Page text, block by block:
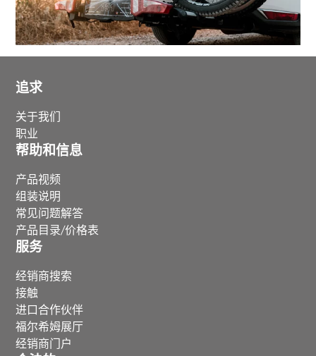
追求
关于我们
职业
帮助和信息
产品视频
组装说明
常见问题解答
产品目录/价格表
服务
经销商搜索
接触
进口合作伙伴
福尔希姆展厅
经销商门户